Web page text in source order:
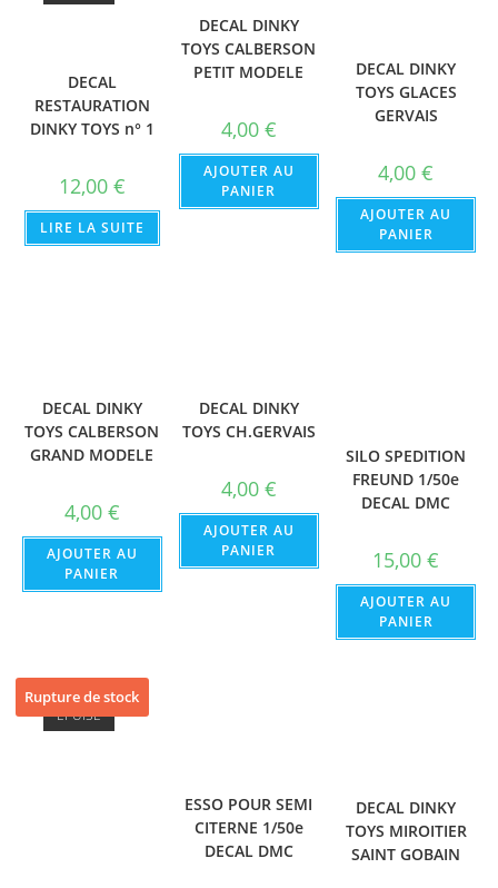
DECAL
RESTAURATION
DINKY TOYS n° 1
12,00 €
LIRE LA SUITE
DECAL DINKY
TOYS CALBERSON
PETIT MODELE
4,00 €
AJOUTER AU
PANIER
DECAL DINKY
TOYS GLACES
GERVAIS
4,00€
AJOUTER AU
PANIER
DECAL DINKY
TOYS CALBERSON
GRAND MODELE
4,00 €
AJOUTER AU
PANIER
DECAL DINKY
TOYS CH.GERVAIS
4,00 €
AJOUTER AU
PANIER
SILO SPEDITION
FREUND 1/50e
DECAL DMC
15,00€
AJOUTER AU
PANIER
Rupture de stock
ÉPUISÉ
ESSO POUR SEMI
CITERNE 1/50e
DECAL DMC
DECAL DINKY
TOYS MIROITIER
SAINT GOBAIN